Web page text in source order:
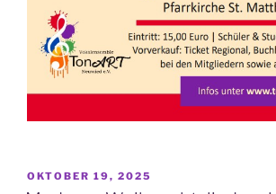
VERÖFFENTLICHT
OKTOBER 19, 2025